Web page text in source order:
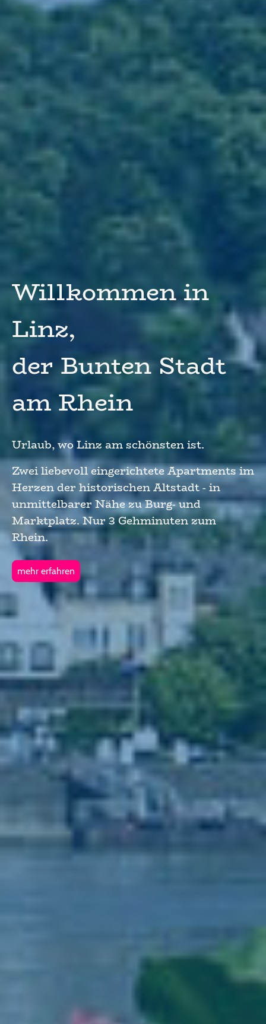
Willkommen in
Linz,
der Bunten Stadt
am Rhein
Urlaub, wo Linz am schönsten ist.
Zwei liebevoll eingerichtete Apartments im
Herzen der historischen Altstadt - in
unmittelbarer Nähe zu Burg- und
Marktplatz. Nur 3 Gehminuten zum
Rhein.
mehr erfahren